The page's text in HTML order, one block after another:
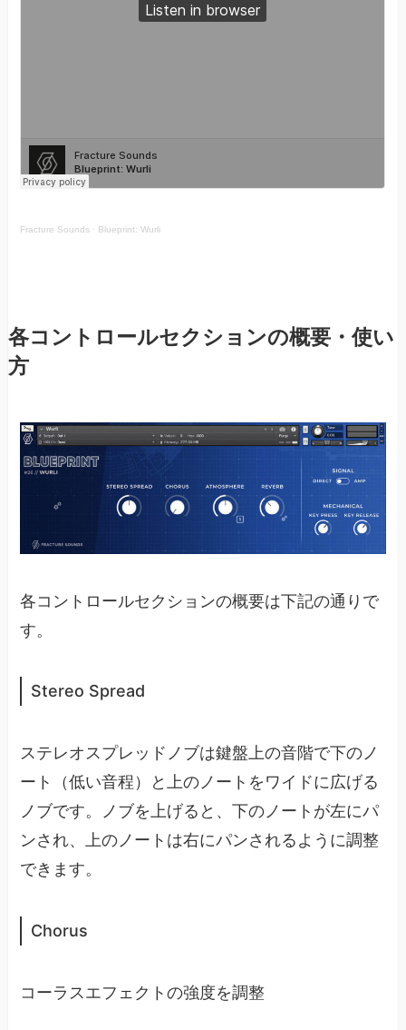
Fracture Sounds · Blueprint: Wurli
各コントロールセクションの概要・使い
方
各コントロールセクションの概要は下記の通りで
す。
Stereo Spread
ステレオスプレッドノブは鍵盤上の音階で下のノ
ート（低い音程）と上のノートをワイドに広げる
ノブです。ノブを上げると、下のノートが左にパ
ンされ、上のノートは右にパンされるように調整
できます。
Chorus
コーラスエフェクトの強度を調整